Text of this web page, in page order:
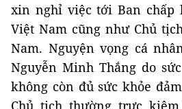
xin nghỉ việc tới Ban chấp
Việt Nam cũng như Chủ
Nam. Nguyện vọng cá
Nguyễn Minh Thắng do
không còn đủ sức khỏe